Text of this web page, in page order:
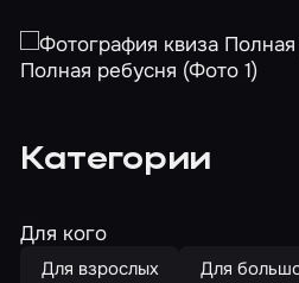
Категории
Для кого
Для взрослых
Для